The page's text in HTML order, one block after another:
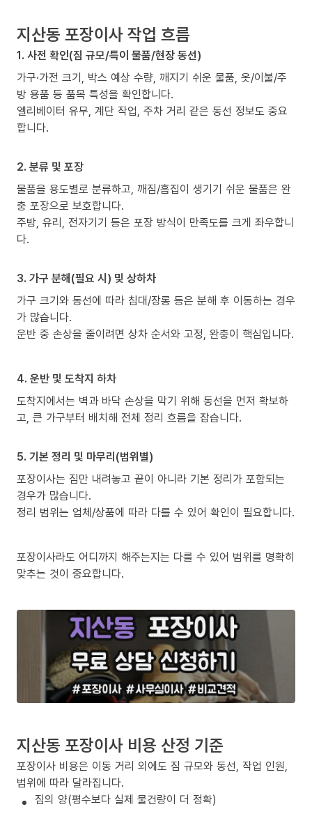
지산동 포장이사 작업 흐름
1. 사전 확인(짐 규모/특이 물품/현장 동선)
가구·가전 크기, 박스 예상 수량, 깨지기 쉬운 물품, 옷/이불/주
방 용품 등 품목 특성을 확인합니다.
엘리베이터 유무, 계단 작업, 주차 거리 같은 동선 정보도 중요
합니다.
2. 분류 및 포장
물품을 용도별로 분류하고, 깨짐/흠집이 생기기 쉬운 물품은 완
충 포장으로 보호합니다.
주방, 유리, 전자기기 등은 포장 방식이 만족도를 크게 좌우합니
다.
3. 가구 분해(필요 시) 및 상하차
가구 크기와 동선에 따라 침대/장롱 등은 분해 후 이동하는 경우
가 많습니다.
운반 중 손상을 줄이려면 상차 순서와 고정, 완충이 핵심입니다.
4. 운반 및 도착지 하차
도착지에서는 벽과 바닥 손상을 막기 위해 동선을 먼저 확보하
고, 큰 가구부터 배치해 전체 정리 흐름을 잡습니다.
5. 기본 정리 및 마무리(범위별)
포장이사는 짐만 내려놓고 끝이 아니라 기본 정리가 포함되는
경우가 많습니다.
정리 범위는 업체/상품에 따라 다를 수 있어 확인이 필요합니다.
포장이사라도 어디까지 해주는지는 다를 수 있어 범위를 명확히
맞추는 것이 중요합니다.
지산동 포장이사 비용 산정 기준
포장이사 비용은 이동 거리 외에도 짐 규모와 동선, 작업 인원,
범위에 따라 달라집니다.
짐의 양(평수보다 실제 물건량이 더 정확)